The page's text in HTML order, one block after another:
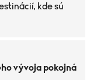
kde sú
vývoja pokojná